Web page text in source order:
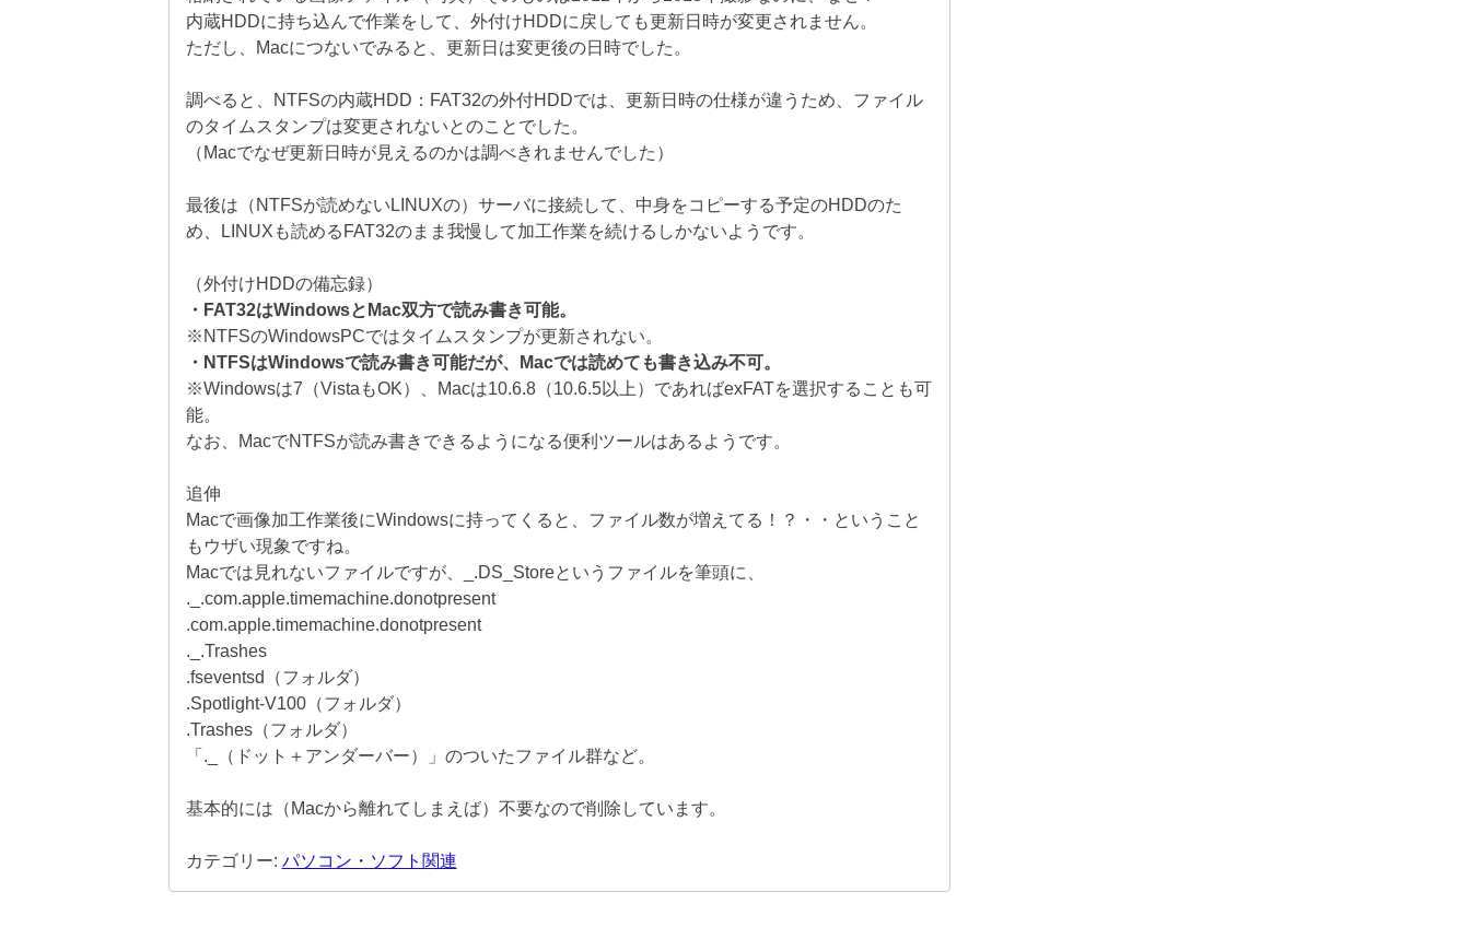
内蔵HDDに持ち込んで作業をして、外付けHDDに戻しても更新日時が変更されません。
ただし、Macにつないでみると、更新日は変更後の日時でした。
調べると、NTFSの内蔵HDD：FAT32の外付HDDでは、更新日時の仕様が違うため、ファイル
のタイムスタンプは変更されないとのことでした。
（Macでなぜ更新日時が見えるのかは調べきれませんでした）
最後は（NTFSが読めないLINUXの）サーバに接続して、中身をコピーする予定のHDDのた
め、LINUXも読めるFAT32のまま我慢して加工作業を続けるしかないようです。
（外付けHDDの備忘録）
・FAT32はWindowsとMac双方で読み書き可能。
※NTFSのWindowsPCではタイムスタンプが更新されない。
・NTFSはWindowsで読み書き可能だが、Macでは読めても書き込み不可。
※Windowsは7（VistaもOK）、Macは10.6.8（10.6.5以上）であればexFATを選択することも可
能。
なお、MacでNTFSが読み書きできるようになる便利ツールはあるようです。
追伸
Macで画像加工作業後にWindowsに持ってくると、ファイル数が増えてる！？・・ということ
もウザい現象ですね。
Macでは見れないファイルですが、_.DS_Storeというファイルを筆頭に、
._.com.apple.timemachine.donotpresent
.com.apple.timemachine.donotpresent
._.Trashes
.fseventsd（フォルダ）
.Spotlight-V100（フォルダ）
.Trashes（フォルダ）
「._（ドット＋アンダーバー）」のついたファイル群など。
基本的には（Macから離れてしまえば）不要なので削除しています。
カテゴリー: パソコン・ソフト関連